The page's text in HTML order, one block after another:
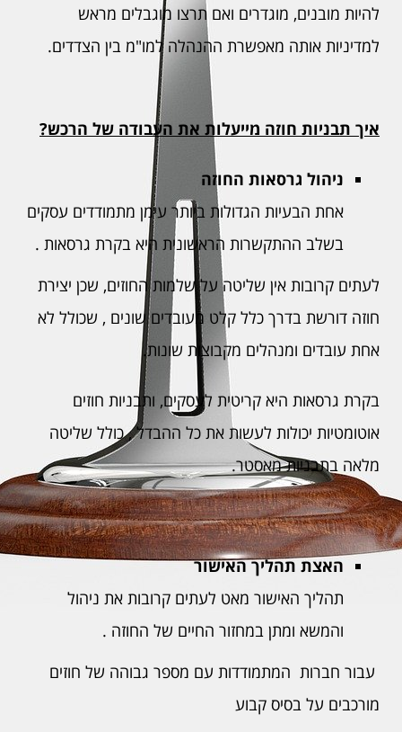
להיות מובנים, מוגדרים ואם תרצו מוגבלים מראש
למדיניות אותה מאפשרת ההנהלה למו"מ בין הצדדים.
איך תבניות חוזה מייעלות את העבודה של הרכש?
ניהול גרסאות החוזה
אחת הבעיות הגדולות ביותר עימן מתמודדים עסקים
בשלב ההתקשרות הראשונית היא בקרת גרסאות .
לעתים קרובות אין שליטה על שלמות החוזים, שכן יצירת
חוזה דורשת בדרך כלל קלט מעובדים שונים , שכולל לא
אחת עובדים ומנהלים מקבוצות שונות.
בקרת גרסאות היא קריטית לעסקים, ותבניות חוזים
אוטומטיות יכולות לעשות את כל ההבדל , כולל שליטה
מלאה בתבניות מאסטר.
האצתתהליך האישור
תהליך האישור מאט לעתים קרובות את ניהול
והמשא ומתן במחזור החיים של החוזה .
עבור חברות המתמודדות עם מספר גבוהה של חוזים
מורכבים על בסיס קבוע